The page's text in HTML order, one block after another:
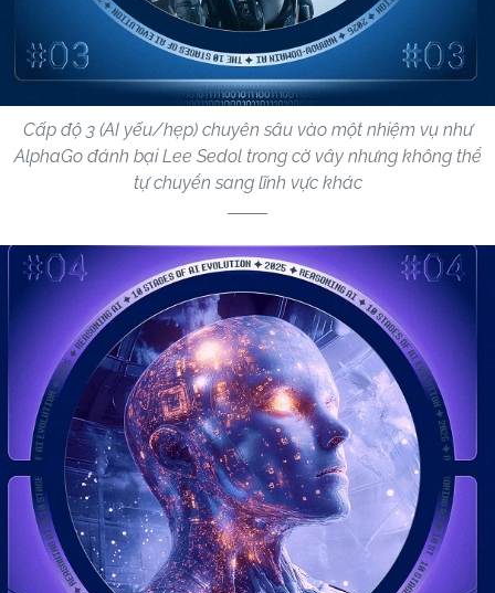
Cấp độ 3 (AI yếu/hẹp) chuyên sâu vào một nhiệm vụ như
AlphaGo đánh bại Lee Sedol trong cờ vây nhưng không thể
tự chuyển sang lĩnh vực khác